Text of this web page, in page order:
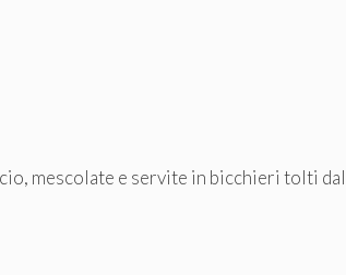
mescolate e servite in bicchieri tolti dal